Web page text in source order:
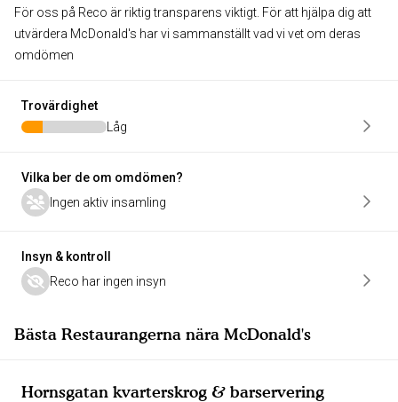
För oss på Reco är riktig transparens viktigt. För att hjälpa dig att
utvärdera McDonald's har vi sammanställt vad vi vet om deras
omdömen
Trovärdighet
Låg
Vilka ber de om omdömen?
Ingen aktiv insamling
Insyn & kontroll
Reco har ingen insyn
Bästa Restaurangerna nära McDonald's
Hornsgatan kvarterskrog & barservering